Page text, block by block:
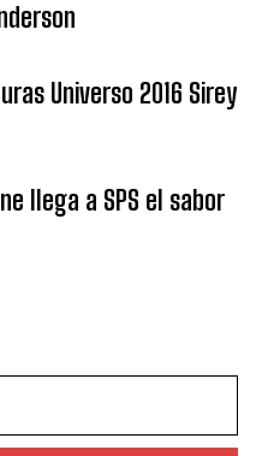
Universo 2016 Sirey
llega a SPS el sabor